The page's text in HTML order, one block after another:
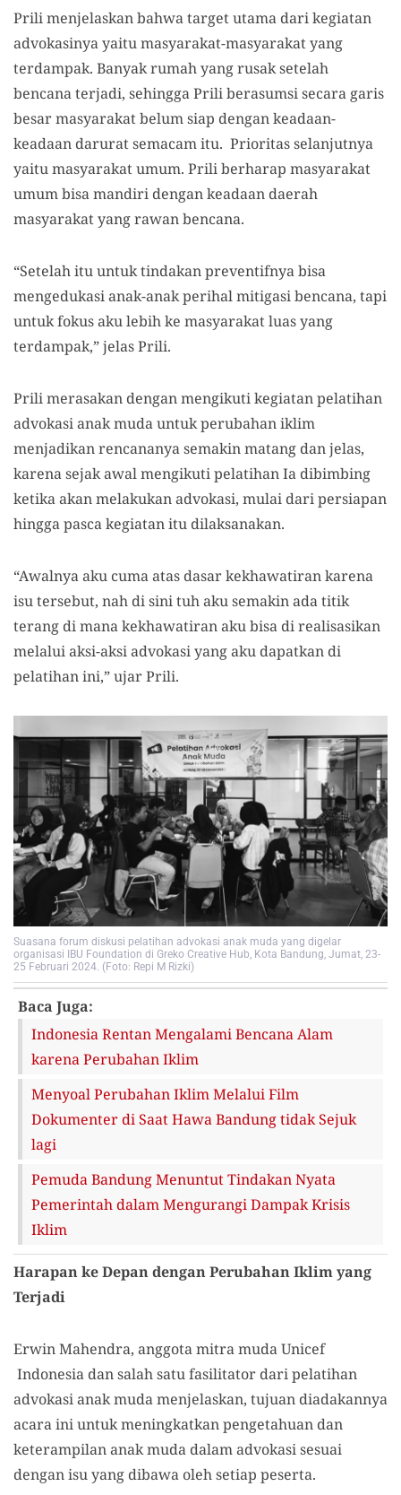
Prili menjelaskan bahwa target utama dari kegiatan
advokasinya yaitu masyarakat-masyarakat yang
terdampak. Banyak rumah yang rusak setelah
bencana terjadi, sehingga Prili berasumsi secara garis
besar masyarakat belum siap dengan keadaan-
keadaan darurat semacam itu. Prioritas selanjutnya
yaitu masyarakat umum. Prili berharap masyarakat
umum bisa mandiri dengan keadaan daerah
masyarakat yang rawan bencana.
“Setelah itu untuk tindakan preventifnya bisa
mengedukasi anak-anak perihal mitigasi bencana, tapi
untuk fokus aku lebih ke masyarakat luas yang
terdampak,” jelas Prili.
Prili merasakan dengan mengikuti kegiatan pelatihan
advokasi anak muda untuk perubahan iklim
menjadikan rencananya semakin matang dan jelas,
karena sejak awal mengikuti pelatihan Ia dibimbing
ketika akan melakukan advokasi, mulai dari persiapan
hingga pasca kegiatan itu dilaksanakan.
“Awalnya aku cuma atas dasar kekhawatiran karena
isu tersebut, nah di sini tuh aku semakin ada titik
terang di mana kekhawatiran aku bisa di realisasikan
melalui aksi-aksi advokasi yang aku dapatkan di
pelatihan ini,” ujar Prili.
Suasana forum diskusi pelatihan advokasi anak muda yang digelar
organisasi IBU Foundation di Greko Creative Hub, Kota Bandung, Jumat, 23-
25 Februari 2024. (Foto: Repi M Rizki)
Baca Juga:
Indonesia Rentan Mengalami Bencana Alam
karena Perubahan Iklim
Menyoal Perubahan Iklim Melalui Film
Dokumenter di Saat Hawa Bandung tidak Sejuk
lagi
Pemuda Bandung Menuntut Tindakan Nyata
Pemerintah dalam Mengurangi Dampak Krisis
Iklim
Harapan ke Depan dengan Perubahan Iklim yang
Terjadi
Erwin Mahendra, anggota mitra muda Unicef
Indonesia dan salah satu fasilitator dari pelatihan
advokasi anak muda menjelaskan, tujuan diadakannya
acara ini untuk meningkatkan pengetahuan dan
keterampilan anak muda dalam advokasi sesuai
dengan isu yang dibawa oleh setiap peserta.